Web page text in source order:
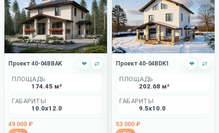
Проект 40-04BBAK ❤ ⇄
ПЛОЩАДЬ
174.45 м²
ГАБАРИТЫ
10.0x12.0
49 000 ₽
Проект 40-04BDK1 ❤ ⇄
ПЛОЩАДЬ
202.68 м²
ГАБАРИТЫ
9.5x10.0
53 000 ₽